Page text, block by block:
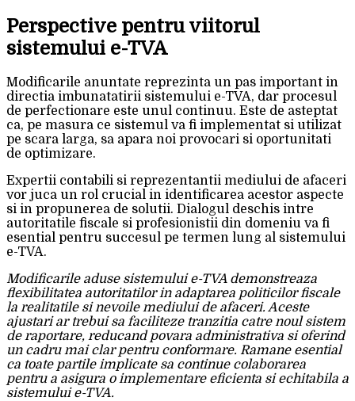
Perspective pentru viitorul
sistemului e-TVA
Modificarile anuntate reprezinta un pas important in
directia imbunatatirii sistemului e-TVA, dar procesul
de perfectionare este unul continuu. Este de asteptat
ca, pe masura ce sistemul va fi implementat si utilizat
pe scara larga, sa apara noi provocari si oportunitati
de optimizare.
Expertii contabili si reprezentantii mediului de afaceri
vor juca un rol crucial in identificarea acestor aspecte
si in propunerea de solutii. Dialogul deschis intre
autoritatile fiscale si profesionistii din domeniu va fi
esential pentru succesul pe termen lung al sistemului
e-TVA.
Modificarile aduse sistemului e-TVA demonstreaza
flexibilitatea autoritatilor in adaptarea politicilor fiscale
la realitatile si nevoile mediului de afaceri. Aceste
ajustari ar trebui sa faciliteze tranzitia catre noul sistem
de raportare, reducand povara administrativa si oferind
un cadru mai clar pentru conformare. Ramane esential
ca toate partile implicate sa continue colaborarea
pentru a asigura o implementare eficienta si echitabila a
sistemului e-TVA.